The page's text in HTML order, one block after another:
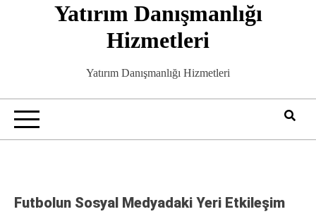
Yatırım Danışmanlığı
Hizmetleri
Yatırım Danışmanlığı Hizmetleri
Futbolun Sosyal Medyadaki Yeri Etkileşim